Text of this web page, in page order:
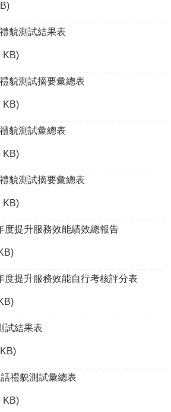
貌測試結果表
KB)
貌測試摘要彙總表
KB)
貌測試彙總表
KB)
貌測試摘要彙總表
KB)
度提升服務效能績效總報告
度提升服務效能自行考核評分表
試結果表
禮貌測試彙總表
KB)